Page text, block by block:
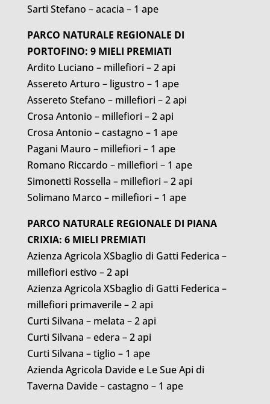
Sarti Stefano – acacia – 1 ape
PARCO NATURALE REGIONALE DI
PORTOFINO: 9 MIELI PREMIATI
Ardito Luciano – millefiori – 2 api
Assereto Arturo – ligustro – 1 ape
Assereto Stefano – millefiori – 2 api
Crosa Antonio – millefiori – 2 api
Crosa Antonio – castagno – 1 ape
Pagani Mauro – millefiori – 1 ape
Romano Riccardo – millefiori – 1 ape
Simonetti Rossella – millefiori – 2 api
Solimano Marco – millefiori – 1 ape
PARCO NATURALE REGIONALE DI PIANA
CRIXIA: 6 MIELI PREMIATI
Azienza Agricola XSbaglio di Gatti Federica –
millefiori estivo – 2 api
Azienza Agricola XSbaglio di Gatti Federica –
millefiori primaverile – 2 api
Curti Silvana – melata – 2 api
Curti Silvana – edera – 2 api
Curti Silvana – tiglio – 1 ape
Azienda Agricola Davide e Le Sue Api di
Taverna Davide – castagno – 1 ape